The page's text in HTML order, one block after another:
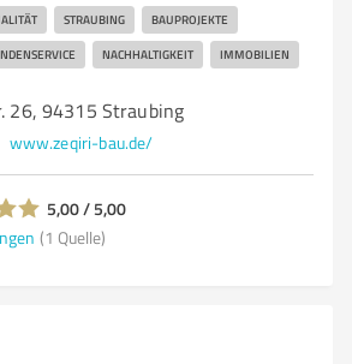
STRAUBING BAUPROJEKTE
NACHHALTIGKEIT IMMOBILIEN
26, 94315 Straubing
www.zeqiri-bau.de/
5,00 / 5,00
(1 Quelle)